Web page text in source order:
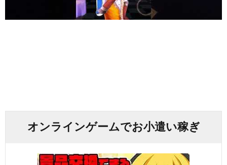
オンラインゲームでお小遣い稼ぎ